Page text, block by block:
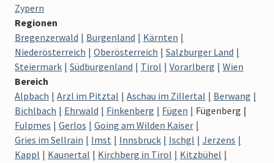
Zypern
Regionen
Bregenzerwald
Burgenland
Kärnten
Niederösterreich
Oberösterreich
Salzburger Land
Steiermark
Südburgenland Tirol Vorarlberg
Wien
Bereich
Alpbach
Arzl im Pitztal Aschau im Zillertal
Berwang
Bichlbach
Ehrwald Finkenberg Fügen
Fügenberg
Fulpmes
Gerlos
Going am Wilden Kaiser
Gries im Sellrain
Imst Innsbruck Ischgl
Jerzens
Kappl
Kaunertal Kirchberg in Tirol
Kitzbühel